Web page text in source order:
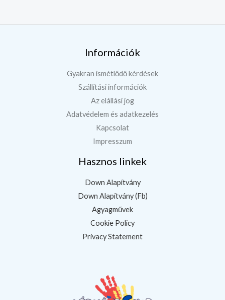
Információk
Gyakran ismétlődő kérdések
Szállítási információk
Az elállási jog
Adatvédelem és adatkezelés
Kapcsolat
Impresszum
Hasznos linkek
Down Alapítvány
Down Alapítvány (Fb)
Agyagművek
Cookie Policy
Privacy Statement